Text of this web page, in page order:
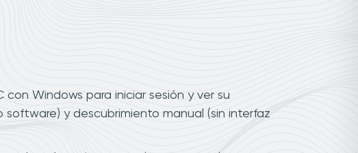
con Windows para iniciar sesión y ver su
y descubrimiento manual (sin interfaz